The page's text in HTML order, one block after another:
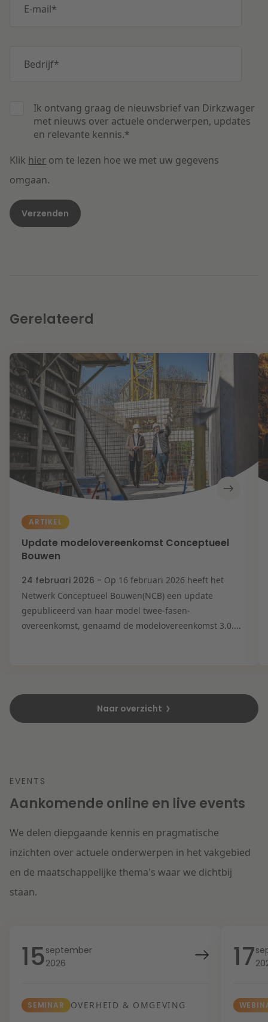
E-mail*
Bedrijf*
Ik ontvang graag de nieuwsbrief van Dirkzwager
met nieuws over actuele onderwerpen, updates
en relevante kennis.*
Klik hier om te lezen hoe we met uw gegevens
omgaan.
Gerelateerd
ARTIKEL
Update modelovereenkomst Conceptueel
Bouwen
24 februari 2026 - Op 16 februari 2026 heeft het
Netwerk Conceptueel Bouwen(NCB) een update
gepubliceerd van haar model twee-fasen-
overeenkomst, genaamd de modelovereenkomst 3.0....
Naar overzicht
EVENTS
Aankomende online en live events
We delen diepgaande kennis en pragmatische
inzichten over actuele onderwerpen in het vakgebied
en de maatschappelijke thema's waar we dichtbij
staan.
15september
2026
SEMINAR OVERHEID & OMGEVING
17